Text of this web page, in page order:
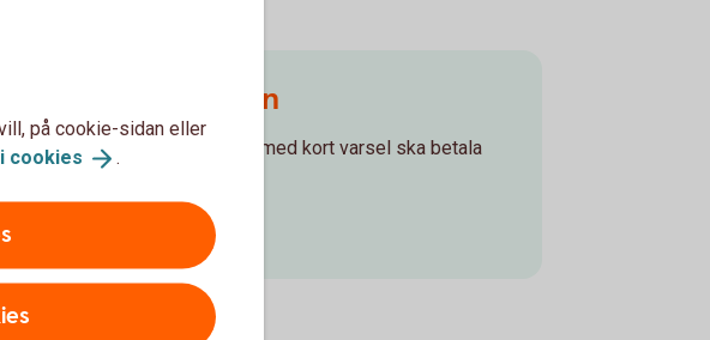
till handpenningen
finns för dig som med kort varsel ska betala
för din blivande bostad.
på cookie-sidan eller
cookies .